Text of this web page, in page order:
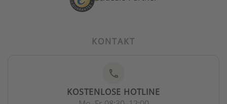
KONTAKT
phone
KOSTENLOSE HOTLINE